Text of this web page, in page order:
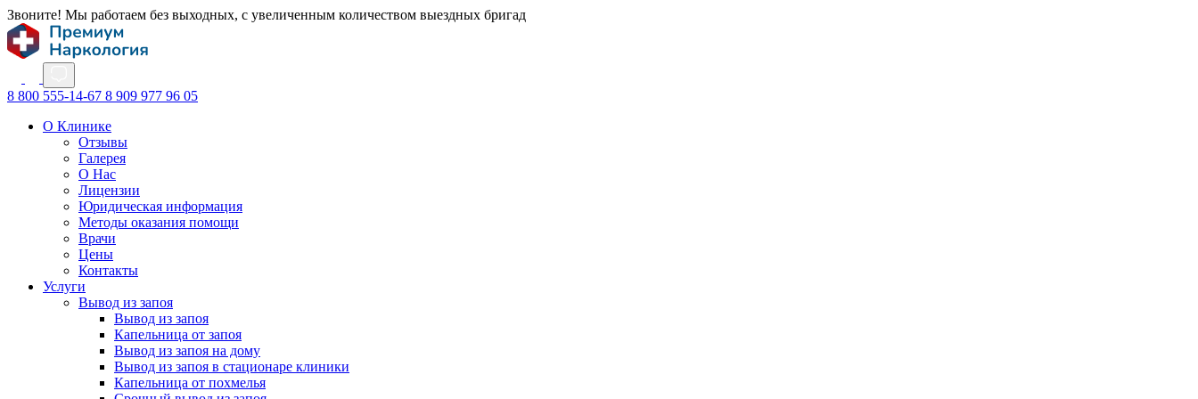
Звоните! Мы работаем без выходных, с увеличенным количеством выездных бригад
8 800 555-14-67 8 909 977 96 05
О Клинике
Отзывы
Галерея
О Нас
Лицензии
Юридическая информация
Методы оказания помощи
Врачи
Цены
Контакты
Услуги
Вывод из запоя
Вывод из запоя
Капельница от запоя
Вывод из запоя на дому
Вывод из запоя в стационаре клиники
Капельница от похмелья